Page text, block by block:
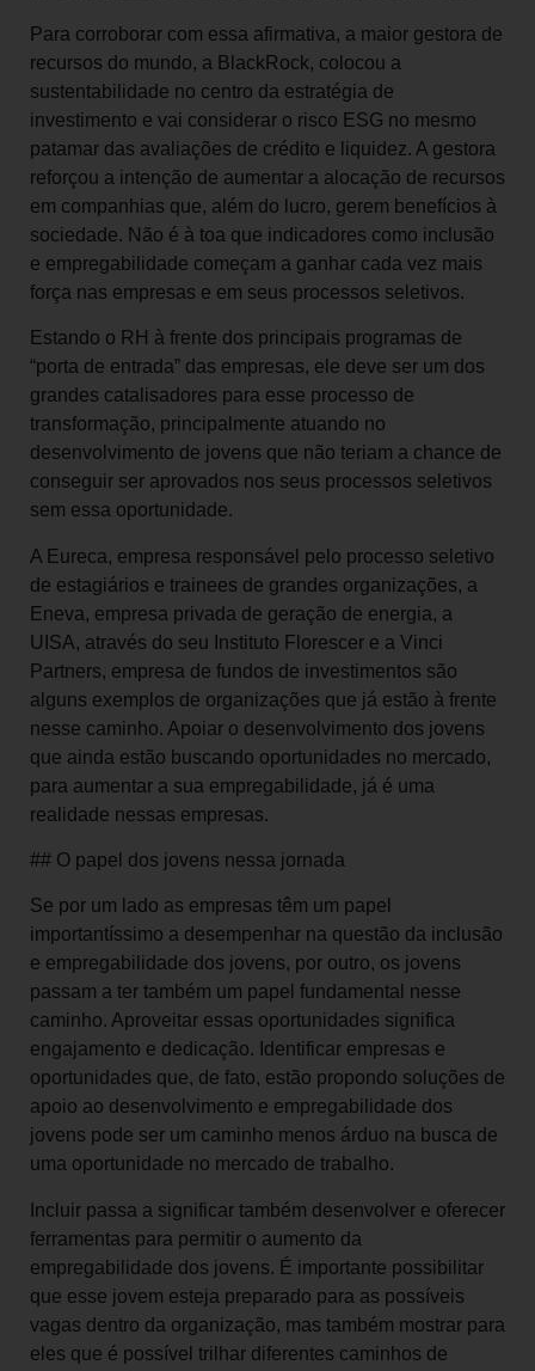
Para corroborar com essa afirmativa, a maior gestora de
recursos do mundo, a BlackRock, colocou a
sustentabilidade no centro da estratégia de
investimento e vai considerar o risco ESG no mesmo
patamar das avaliações de crédito e liquidez. A gestora
reforçou a intenção de aumentar a alocação de recursos
em companhias que, além do lucro, gerem benefícios à
sociedade. Não é à toa que indicadores como inclusão
e empregabilidade começam a ganhar cada vez mais
força nas empresas e em seus processos seletivos.
Estando o RH à frente dos principais programas de
“porta de entrada” das empresas, ele deve ser um dos
grandes catalisadores para esse processo de
transformação, principalmente atuando no
desenvolvimento de jovens que não teriam a chance de
conseguir ser aprovados nos seus processos seletivos
sem essa oportunidade.
A Eureca, empresa responsável pelo processo seletivo
de estagiários e trainees de grandes organizações, a
Eneva, empresa privada de geração de energia, a
UISA, através do seu Instituto Florescer e a Vinci
Partners, empresa de fundos de investimentos são
alguns exemplos de organizações que já estão à frente
nesse caminho. Apoiar o desenvolvimento dos jovens
que ainda estão buscando oportunidades no mercado,
para aumentar a sua empregabilidade, já é uma
realidade nessas empresas.
## O papel dos jovens nessa jornada
Se por um lado as empresas têm um papel
importantíssimo a desempenhar na questão da inclusão
e empregabilidade dos jovens, por outro, os jovens
passam a ter também um papel fundamental nesse
caminho. Aproveitar essas oportunidades significa
engajamento e dedicação. Identificar empresas e
oportunidades que, de fato, estão propondo soluções de
apoio ao desenvolvimento e empregabilidade dos
jovens pode ser um caminho menos árduo na busca de
uma oportunidade no mercado de trabalho.
Incluir passa a significar também desenvolver e oferecer
ferramentas para permitir o aumento da
empregabilidade dos jovens. É importante possibilitar
que esse jovem esteja preparado para as possíveis
vagas dentro da organização, mas também mostrar para
eles que é possível trilhar diferentes caminhos de